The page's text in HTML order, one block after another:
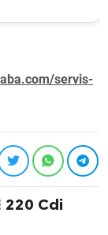
servis-
220 Cdi